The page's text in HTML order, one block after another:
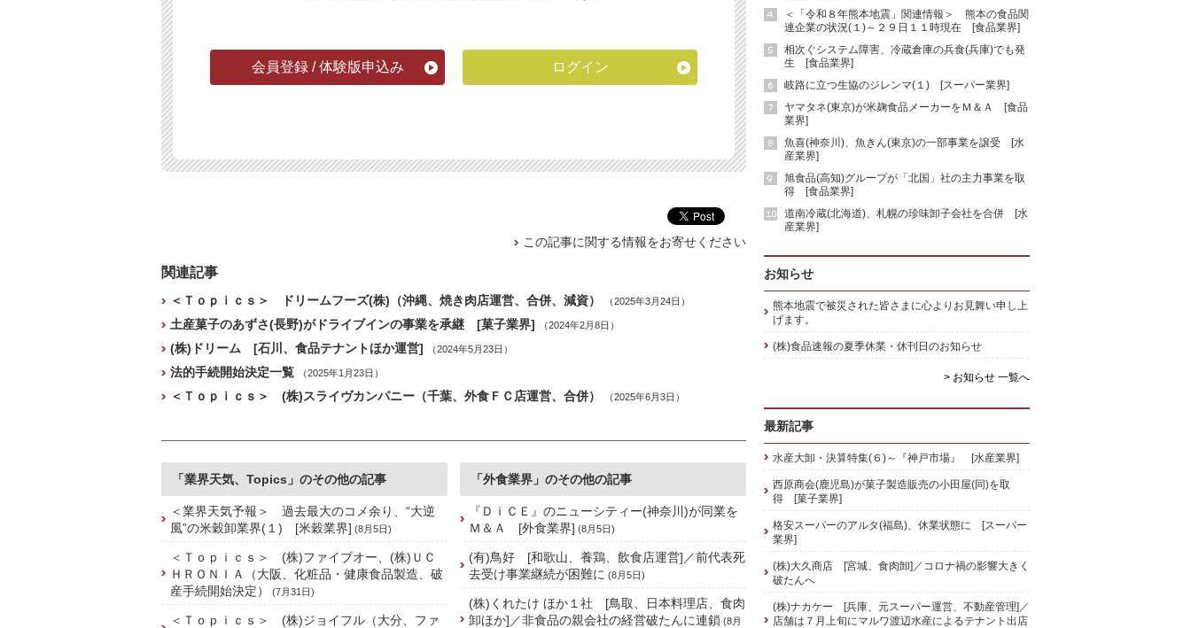
会員登録 / 体験版申込み ログイン
この記事に関する情報をお寄せください
関連記事
＜Ｔｏｐｉｃｓ＞ ドリームフーズ(株)（沖縄、焼き肉店運営、合併、減資） （2025年3月24日）
土産菓子のあずさ(長野)がドライブインの事業を承継 [菓子業界] （2024年2月8日）
(株)ドリーム [石川、食品テナントほか運営] （2024年5月23日）
法的手続開始決定一覧 （2025年1月23日）
＜Ｔｏｐｉｃｓ＞ (株)スライヴカンパニー（千葉、外食ＦＣ店運営、合併） （2025年6月3日）
「業界天気、Topics」のその他の記事
＜業界天気予報＞ 過去最大のコメ余り、“大逆
風”の米穀卸業界(１) [米穀業界] (8月5日)
＜Ｔｏｐｉｃｓ＞ (株)ファイブオー、(株)ＵＣ
ＨＲＯＮＩＡ（大阪、化粧品・健康食品製造、破
産手続開始決定）
(7月31日)
＜Ｔｏｐｉｃｓ＞ (株)ジョイフル（大分、ファ
「外食業界」のその他の記事
『ＤｉＣＥ』のニューシティー(神奈川)が同業を
Ｍ＆Ａ [外食業界] (8月5日)
(有)鳥好 [和歌山、養鶏、飲食店運営]／前代表死
去受け事業継続が困難に (8月5日)
(株)くれたけ ほか１社 [鳥取、日本料理店、食肉
卸ほか]／非食品の親会社の経営破たんに連鎖 (8月
＜「令和８年熊本地震」関連情報＞ 熊本の食品関
連企業の状況(１)～２９日１１時現在 [食品業界]
相次ぐシステム障害、冷蔵倉庫の兵食(兵庫)でも発
生 [食品業界]
岐路に立つ生協のジレンマ(１) [スーパー業界]
ヤマタネ(東京)が米麹食品メーカーをＭ＆Ａ [食品
業界]
魚喜(神奈川)、魚きん(東京)の一部事業を譲受 [水
産業界]
旭食品(高知)グループが「北国」社の主力事業を取
得 [食品業界]
道南冷蔵(北海道)、札幌の珍味卸子会社を合併 [水
産業界]
お知らせ
熊本地震で被災された皆さまに心よりお見舞い申し上
げます。
(株)食品速報の夏季休業・休刊日のお知らせ
> お知らせ 一覧へ
最新記事
水産大卸・決算特集(６)～『神戸市場』 [水産業界]
西原商会(鹿児島)が菓子製造販売の小田屋(同)を取
得 [菓子業界]
格安スーパーのアルタ(福島)、休業状態に [スーパー
業界]
(株)大久商店 [宮城、食肉卸]／コロナ禍の影響大きく
破たんへ
(株)ナカケー [兵庫、元スーパー運営、不動産管理]／
店舗は７月上旬にマルワ渡辺水産によるテナント出店